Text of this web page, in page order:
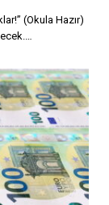
(Okula Hazır)